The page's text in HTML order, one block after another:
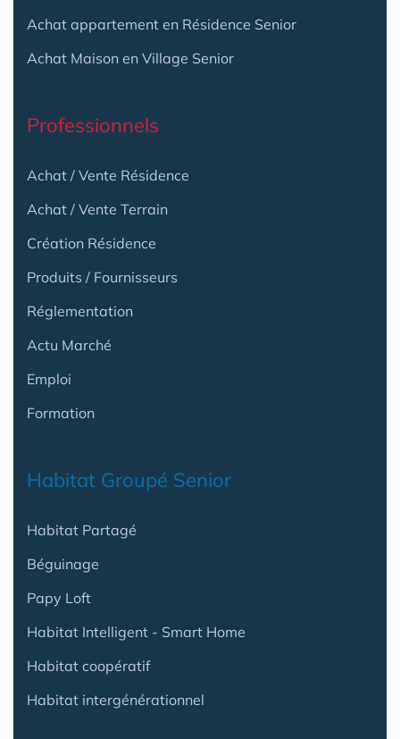
Achat appartement en Résidence Senior
Achat Maison en Village Senior
Professionnels
Achat / Vente Résidence
Achat / Vente Terrain
Création Résidence
Produits / Fournisseurs
Réglementation
Actu Marché
Emploi
Formation
Habitat Groupé Senior
Habitat Partagé
Béguinage
Papy Loft
Habitat Intelligent - Smart Home
Habitat coopératif
Habitat intergénérationnel